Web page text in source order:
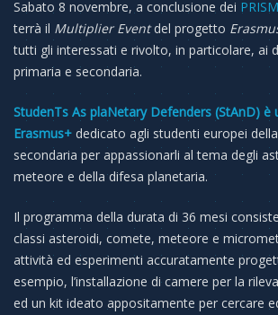
Sabato 8 novembre, a conclusione dei
terrà il Multiplier Eventdel progetto
tutti gli interessati e rivolto, in particolare, ai
primaria e secondaria.
StudenTs As plaNetary Defenders (StAnD) è
Erasmus+ dedicato agli studenti europei
secondaria per appassionarli al tema degli
meteore e della difesa planetaria.
Il programma della durata di 36 mesi
classi asteroidi, comete, meteore e
attività ed esperimenti accuratamente
esempio, l’installazione di camere per la
ed un kit ideato appositamente per cercare